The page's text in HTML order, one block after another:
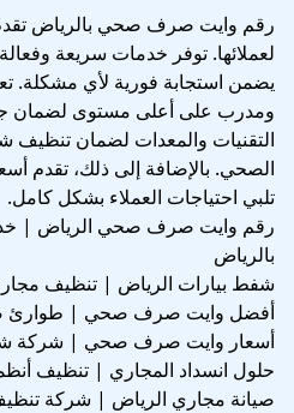
رقم وايت صرف صحي بالرياض تقدم
لعملائها. توفر خدمات سريعة
يضمن استجابة فورية لأي
ومدرب على أعلى مستوى لضمان
التقنيات والمعدات لضمان
الصحي. بالإضافة إلى ذلك، تقدم
تلبي احتياجات العملاء بشكل كامل.
رقم وايت صرف صحي الرياض |
بالرياض
شفط بيارات الرياض | تنظيف
أفضل وايت صرف صحي | طوارئ
أسعار وايت صرف صحي | شركة
حلول انسداد المجاري | تنظيف
صيانة مجاري الرياض | شركة